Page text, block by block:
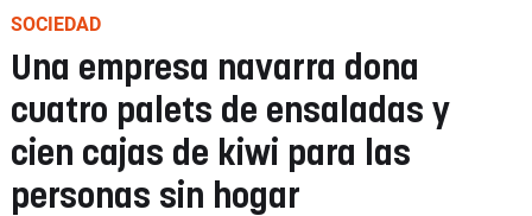
SOCIEDAD
Una empresa navarra dona
cuatro palets de ensaladas y
cien cajas de kiwi para las
personas sin hogar